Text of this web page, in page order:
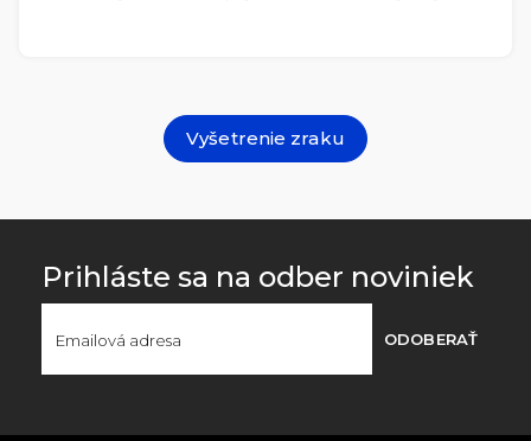
Vyšetrenie zraku
Prihláste sa na odber noviniek
ODOBERAŤ